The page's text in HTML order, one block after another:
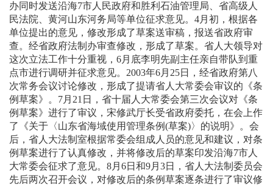
办同时发送沿海7市人民政府和胜利石油管理局、省高级人
民法院、黄河山东河务局等单位征求意见。 4月初，根据各
单位提出的意见，修改形成了草案送审稿，报送省政府审
查。经省政府法制办审查修改，形成了草案。省人大领导对
这次立法工作十分重视， 6月底李明先副主任亲自带队到重
点市进行调研并征求意见。 2003年6月 25日
，经省政府第八
次常务会议讨论修改，形成了提请省人大常委会审议的《条
例草案》。 7月 21 日
，省十届人大常委会第三次会议对《条
例草案》进行了审议，宋修武厅长受省政府委托，在会上作
了《关于〈山东省海域使用管理条例(草案)〉的说明》。会
后，省人大法制室根据常委会组成人员的意见和建议，对条
例草案进行了认真修改，并将修改后的草案印发沿海7市人
大常委会征求了意见。 8月 6日 和9月 3日
，省人大法制委员会
先后两次召开会议，对修改后的条例草案逐条进行了审议修